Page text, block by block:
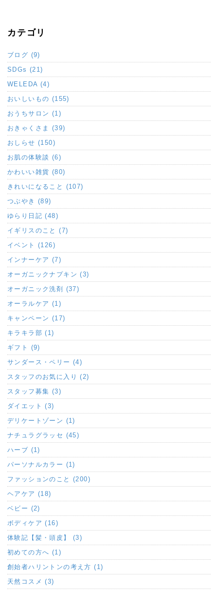
カテゴリ
ブログ (9)
SDGs (21)
WELEDA (4)
おいしいもの (155)
おうちサロン (1)
おきゃくさま (39)
おしらせ (150)
お肌の体験談 (6)
かわいい雑貨 (80)
きれいになること (107)
つぶやき (89)
ゆらり日記 (48)
イギリスのこと (7)
イベント (126)
インナーケア (7)
オーガニックナプキン (3)
オーガニック洗剤 (37)
オーラルケア (1)
キャンペーン (17)
キラキラ部 (1)
ギフト (9)
サンダース・ペリー (4)
スタッフのお気に入り (2)
スタッフ募集 (3)
ダイエット (3)
デリケートゾーン (1)
ナチュラグラッセ (45)
ハーブ (1)
パーソナルカラー (1)
ファッションのこと (200)
ヘアケア (18)
ベビー (2)
ボディケア (16)
体験記【髪・頭皮】 (3)
初めての方へ (1)
創始者ハリントンの考え方 (1)
天然コスメ (3)